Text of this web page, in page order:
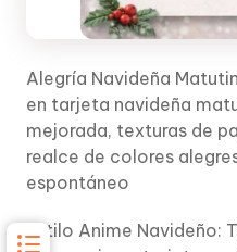
Alegría Navideña
en tarjeta navideña
mejorada, texturas de
realce de colores
espontáneo
Estilo Anime Navideño: